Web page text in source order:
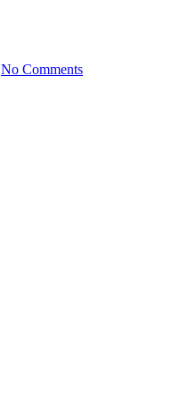
No Comments